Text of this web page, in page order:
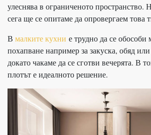
улеснява в ограниченото пространство.
сега ще се опитаме да опровергаем това
В малките кухни е трудно да се обособи
похапване например за закуска, обяд
докато чакаме да се сготви вечерята. В
плотът е идеалното решение.